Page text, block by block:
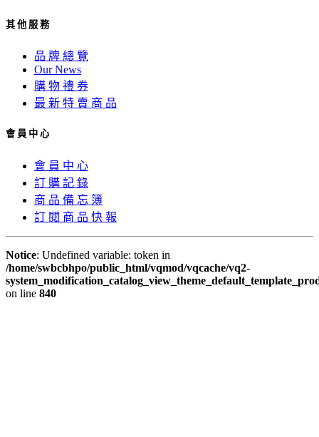
其 他 服 務
品 牌 總 覽
Our News
購 物 禮 券
最 新 特 賣 商 品
會 員 中 心
會 員 中 心
訂 購 記 錄
商 品 備 忘 簿
訂 閱 商 品 快 報
Notice: Undefined variable: token in
/home/swbcbhpo/public_html/vqmod/vqcache/vq2-
on line 840